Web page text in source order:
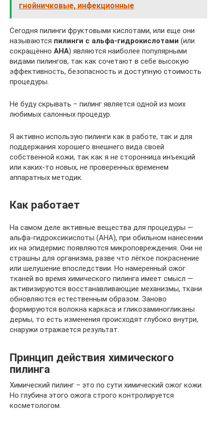
гнойничковые, инфекционные
Cегодня пилинги фруктовыми кислотами, или еще они
называются пилинги с aльфа-гидрокислотами (или
сокращённо АНА) являются наиболее популярными
видами пилингов, так как сочетают в себе высокую
эффективность, безопасность и доступную стоимость
процедуры.
Не буду скрывать – пилинг является одной из моих
любимых салонных процедур.
Я активно использую пилинги как в работе, так и для
поддержания хорошего внешнего вида своей
собственной кожи, так как я не сторонница инъекций
или каких-то новых, не проверенных временем
аппаратных методик.
Как работает
На самом деле активные вещества для процедуры —
альфа-гидроксикислоты (AHA), при обильном нанесении
их на эпидермис появляются микроповреждения. Они не
страшны для организма, разве что лёгкое покраснение
или шелушение впоследствии. Но намеренный ожог
тканей во время химического пилинга имеет смысл —
активизируются восстанавливающие механизмы, ткани
обновляются естественным образом. Заново
формируются волокна каркаса и гликозаминогликаны
дермы, то есть изменения происходят глубоко внутри,
снаружи отражается результат.
Принцип действия химического
пилинга
Химический пилинг – это по сути химический ожог кожи.
Но глубина этого ожога строго контролируется
косметологом.